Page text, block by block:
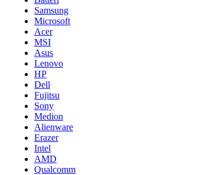
Samsung
Microsoft
Acer
MSI
Asus
Lenovo
HP
Dell
Fujitsu
Sony
Medion
Alienware
Erazer
Intel
AMD
Qualcomm